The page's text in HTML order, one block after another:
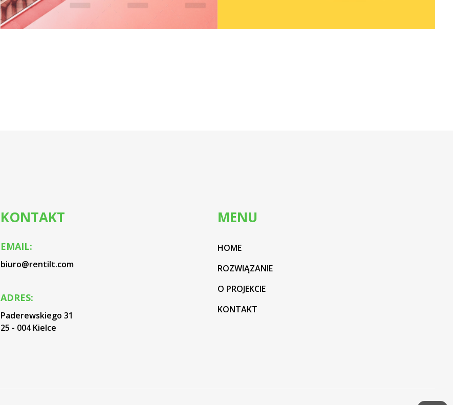
roduq Branding Marketing
KONTAKT
EMAIL:
biuro@rentilt.com
ADRES:
Paderewskiego 31
25 - 004 Kielce
MENU
HOME
ROZWIĄZANIE
O PROJEKCIE
KONTAKT